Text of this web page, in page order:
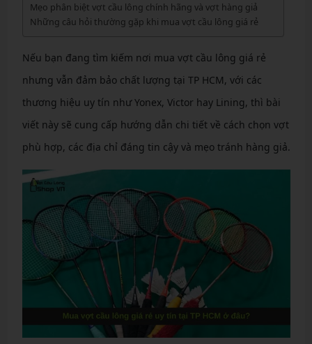
Mẹo phân biệt vợt cầu lông chính hãng và vợt hàng giả
Những câu hỏi thường gặp khi mua vợt cầu lông giá rẻ
Nếu bạn đang tìm kiếm nơi mua vợt cầu lông giá rẻ
nhưng vẫn đảm bảo chất lượng tại TP HCM, với các
thương hiệu uy tín như Yonex, Victor hay Lining, thì bài
viết này sẽ cung cấp hướng dẫn chi tiết về cách chọn vợt
phù hợp, các địa chỉ đáng tin cậy và mẹo tránh hàng giả.